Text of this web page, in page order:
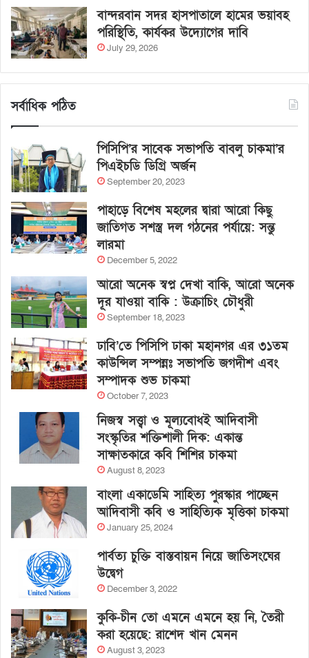
বান্দরবান সদর হাসপাতালে হামের ভয়াবহ
পরিস্থিতি, কার্যকর উদ্যোগের দাবি
July 29, 2026
সর্বাধিক পঠিত
পিসিপি’র সাবেক সভাপতি বাবলু চাকমা’র
পিএইচডি ডিগ্রি অর্জন
September 20, 2023
পাহাড়ে বিশেষ মহলের দ্বারা আরো কিছু
জাতিগত সশস্ত্র দল গঠনের পর্যায়ে: সন্তু
লারমা
December 5, 2022
আরো অনেক স্বপ্ন দেখা বাকি, আরো অনেক
দূর যাওয়া বাকি : উক্রাচিং চৌধুরী
September 18, 2023
ঢাবি’তে পিসিপি ঢাকা মহানগর এর ৩১তম
কাউন্সিল সম্পন্নঃ সভাপতি জগদীশ এবং
সম্পাদক শুভ চাকমা
October 7, 2023
নিজস্ব সত্ত্বা ও মূল্যবোধই আদিবাসী
সংস্কৃতির শক্তিশালী দিক: একান্ত
সাক্ষাতকারে কবি শিশির চাকমা
August 8, 2023
বাংলা একাডেমি সাহিত্য পুরস্কার পাচ্ছেন
আদিবাসী কবি ও সাহিত্যিক মৃত্তিকা চাকমা
January 25, 2024
পার্বত্য চুক্তি বাস্তবায়ন নিয়ে জাতিসংঘের
উদ্বেগ
December 3, 2022
কুকি-চীন তো এমনে এমনে হয় নি, তৈরী
করা হয়েছে: রাশেদ খান মেনন
August 3, 2023